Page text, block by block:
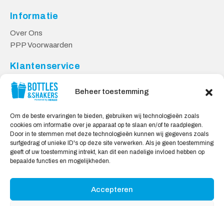
Beheer toestemming
Om de beste ervaringen te bieden, gebruiken wij technologieën zoals
cookies om informatie over je apparaat op te slaan en/of te raadplegen.
Door in te stemmen met deze technologieën kunnen wij gegevens zoals
surfgedrag of unieke ID's op deze site verwerken. Als je geen toestemming
geeft of uw toestemming intrekt, kan dit een nadelige invloed hebben op
bepaalde functies en mogelijkheden.
Accepteren
Informatie
Over Ons
PPP Voorwaarden
Klantenservice
Contact
Levering & Retourneren
Veilig Shoppen
My account
Winkelwagen